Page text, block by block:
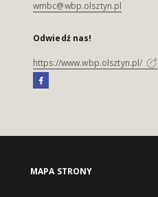
wmbc@wbp.olsztyn.pl
Odwiedź nas!
https://www.wbp.olsztyn.pl/
MAPA STRONY